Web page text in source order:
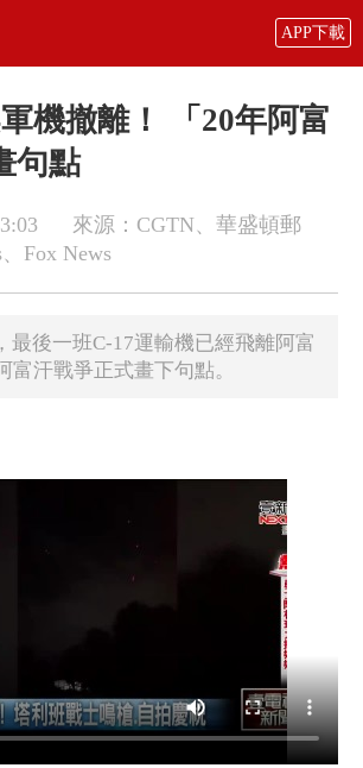
APP下載
機撤離！ 「20年阿富
句點
來源：CGTN、華盛頓郵
Fox News
最後一班C-17運輸機已經飛離阿富
富汗戰爭正式畫下句點。